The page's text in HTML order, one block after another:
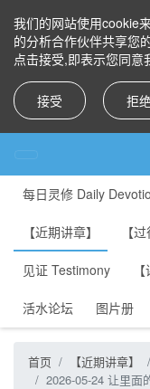
我们的网站使用cookie
的分析合作伙伴共享您
点击接受,即表示您同意
接受 拒
每日灵修 Daily
【近期讲章】 【
见证 Testimony
活水论坛 图片册
首页 【近期讲章】
2026-05-24 让里面